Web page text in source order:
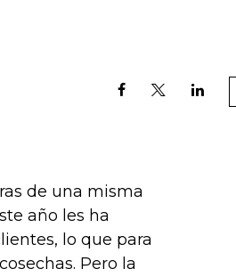
de una misma
año les ha
lo que para
Pero la